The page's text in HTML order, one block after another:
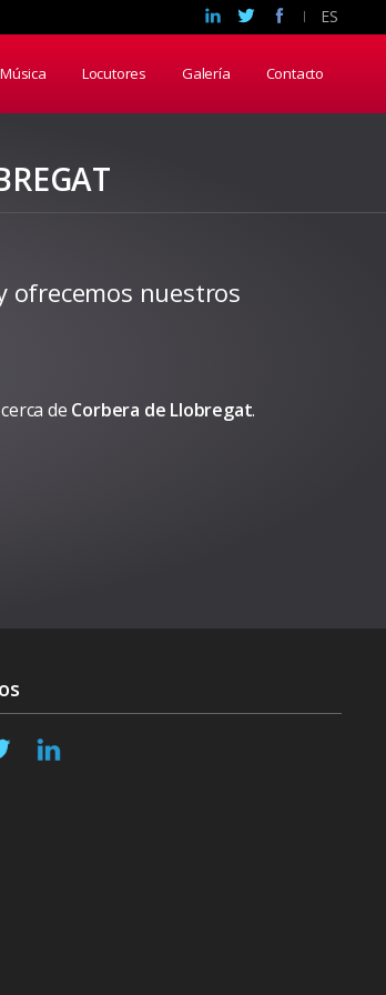
ES
Música Locutores Galería Contacto
ofrecemos nuestros
de Corbera de Llobregat.